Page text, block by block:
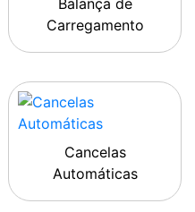
Balança de
Carregamento
Cancelas
Automáticas